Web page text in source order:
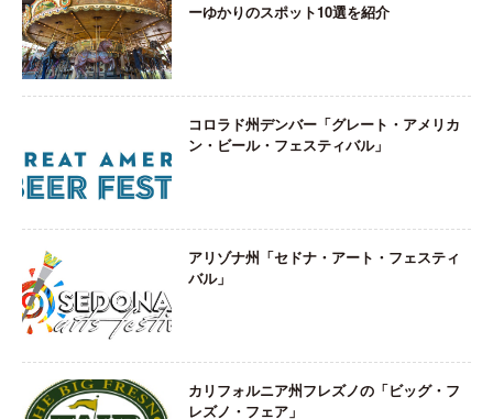
ーゆかりのスポット10選を紹介
コロラド州デンバー「グレート・アメリカ
ン・ビール・フェスティバル」
アリゾナ州「セドナ・アート・フェスティ
バル」
カリフォルニア州フレズノの「ビッグ・フ
レズノ・フェア」